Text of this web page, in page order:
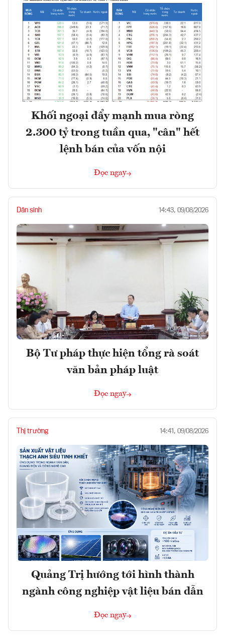
Khối ngoại đẩy mạnh mua ròng
2.300 tỷ trong tuần qua, "cân" hết
lệnh bán của vốn nội
Đọc ngay
Dân sinh 14:43, 09/08/2026
Bộ Tư pháp thực hiện tổng rà soát
văn bản pháp luật
Đọc ngay
Thị trường 14:41, 09/08/2026
Quảng Trị hướng tới hình thành
ngành công nghiệp vật liệu bán dẫn
Đọc ngay